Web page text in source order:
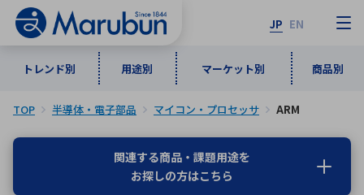
JP EN
トレンド別 用途別 マーケット別 商品別
トレンド別
インダストリアルDXソリューション
用途別
通信・ネットワーク
マーケット別
商品別
メーカ一覧
TOP 半導体・電子部品 マイコン・プロセッサ ARM
関連する商品・課題用途を
お探しの方はこちら